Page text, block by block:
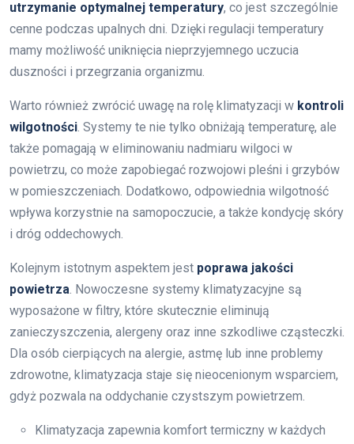
utrzymanie optymalnej temperatury, co jest szczególnie
cenne podczas upalnych dni. Dzięki regulacji temperatury
mamy możliwość uniknięcia nieprzyjemnego uczucia
duszności i przegrzania organizmu.
Warto również zwrócić uwagę na rolę klimatyzacji w kontroli
wilgotności. Systemy te nie tylko obniżają temperaturę, ale
także pomagają w eliminowaniu nadmiaru wilgoci w
powietrzu, co może zapobiegać rozwojowi pleśni i grzybów
w pomieszczeniach. Dodatkowo, odpowiednia wilgotność
wpływa korzystnie na samopoczucie, a także kondycję skóry
i dróg oddechowych.
Kolejnym istotnym aspektem jest poprawa jakości
powietrza. Nowoczesne systemy klimatyzacyjne są
wyposażone w filtry, które skutecznie eliminują
zanieczyszczenia, alergeny oraz inne szkodliwe cząsteczki.
Dla osób cierpiących na alergie, astmę lub inne problemy
zdrowotne, klimatyzacja staje się nieocenionym wsparciem,
gdyż pozwala na oddychanie czystszym powietrzem.
Klimatyzacja zapewnia komfort termiczny w każdych